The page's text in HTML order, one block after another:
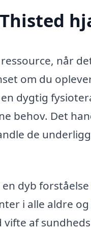
når
om du
dygtig
behov. Det
de
dyb
i alle aldre
af